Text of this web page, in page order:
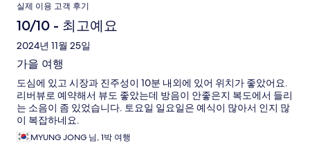
실제 이용 고객 후기
10/10 - 최고예요
2024년 11월 25일
가을 여행
도심에 있고 시장과 진주성이 10분 내외에 있어 위치가 좋았어요.
리버뷰로 예약해서 뷰도 좋았는데 방음이 안좋은지 복도에서 들리
는 소음이 좀 있었습니다. 토요일 일요일은 예식이 많아서 인지 많
이 복잡하네요.
MYUNG JONG 님, 1박 여행